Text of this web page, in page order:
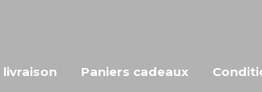
livraison Paniers cadeaux